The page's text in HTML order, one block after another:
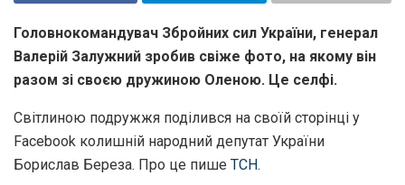
Головнокомандувач Збройних сил України, генерал
Валерій Залужний зробив свіже фото, на якому він
разом зі своєю дружиною Оленою. Це селфі.
Світлиною подружжя поділився на своїй сторінці у
Facebook колишній народний депутат України
Борислав Береза. Про це пише ТСН.